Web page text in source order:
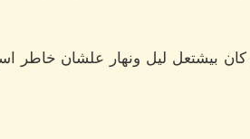
بيشتعل ليل ونهار علشان خاطر